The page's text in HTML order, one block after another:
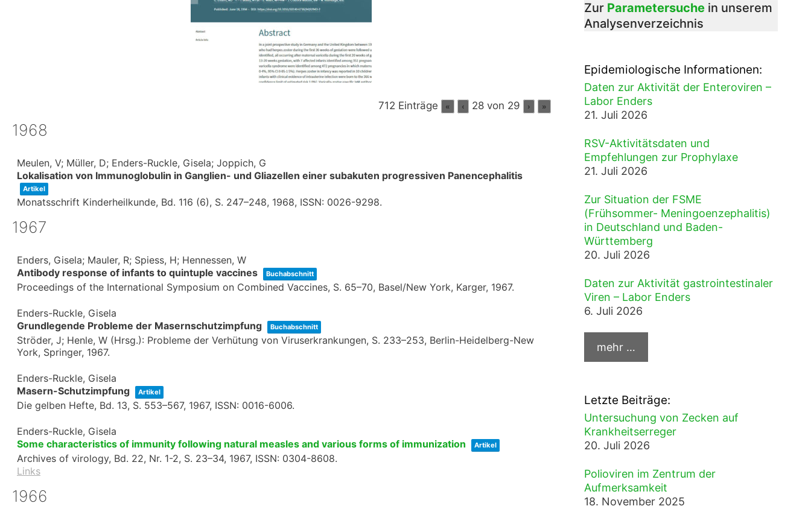
712 Einträge « ‹ 28 von 29 › »
1968
Meulen, V; Müller, D; Enders-Ruckle, Gisela; Joppich, G
Lokalisation von Immunoglobulin in Ganglien- und Gliazellen einer subakuten progressiven Panencephalitis
Artikel
Monatsschrift Kinderheilkunde, Bd. 116 (6), S. 247–248, 1968, ISSN: 0026-9298.
1967
Enders, Gisela; Mauler, R; Spiess, H; Hennessen, W
Antibody response of infants to quintuple vaccines
Buchabschnitt
Proceedings of the International Symposium on Combined Vaccines, S. 65–70, Basel/New York, Karger, 1967.
Enders-Ruckle, Gisela
Grundlegende Probleme der Masernschutzimpfung
Buchabschnitt
Ströder, J; Henle, W (Hrsg.): Probleme der Verhütung von Viruserkrankungen, S. 233–253, Berlin-Heidelberg-New
York, Springer, 1967.
Enders-Ruckle, Gisela
Masern-Schutzimpfung
Artikel
Die gelben Hefte, Bd. 13, S. 553–567, 1967, ISSN: 0016-6006.
Enders-Ruckle, Gisela
Some characteristics of immunity following natural measles and various forms of immunization
Artikel
Archives of virology, Bd. 22, Nr. 1-2, S. 23–34, 1967, ISSN: 0304-8608.
Links
1966
Zur Parametersuchein unserem
Analysenverzeichnis
Epidemiologische Informationen:
Daten zur Aktivität der Enteroviren –
Labor Enders
21. Juli 2026
RSV-Aktivitätsdaten und
Empfehlungen zur Prophylaxe
21. Juli 2026
Zur Situation der FSME
(Frühsommer- Meningoenzephalitis)
in Deutschland und Baden-
Württemberg
20. Juli 2026
Daten zur Aktivität gastrointestinaler
Viren – Labor Enders
6. Juli 2026
Letzte Beiträge:
Untersuchung von Zecken auf
Krankheitserreger
20. Juli 2026
Polioviren im Zentrum der
Aufmerksamkeit
18. November 2025